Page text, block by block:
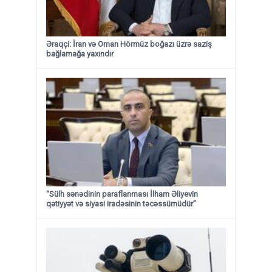
Əraqçi: İran və Oman Hörmüz boğazı üzrə saziş
bağlamağa yaxındır
“Sülh sənədinin paraflanması İlham Əliyevin
qətiyyət və siyasi iradəsinin təcəssümüdür”